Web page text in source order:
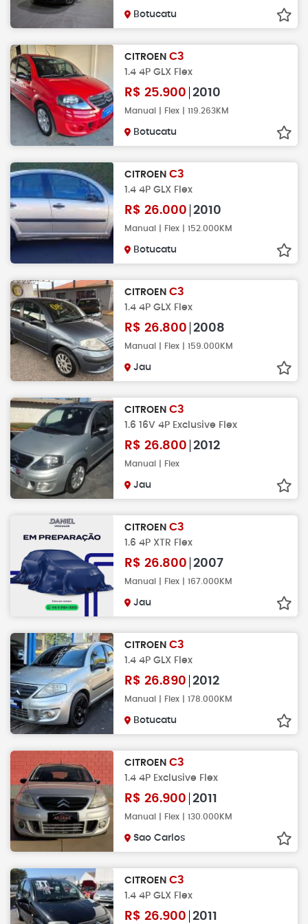
Botucatu
CITROEN C3
1.4 4P GLX Flex
R$ 25.900 2010
Manual | Flex | 119.263KM
Botucatu
CITROEN C3
1.4 4P GLX Flex
R$ 26.000 2010
Manual | Flex | 152.000KM
Botucatu
CITROEN C3
1.4 4P GLX Flex
R$ 26.800 2008
Manual | Flex | 159.000KM
Jau
CITROEN C3
1.6 16V 4P Exclusive Flex
R$ 26.800 2012
Manual | Flex
Jau
CITROEN C3
1.6 4P XTR Flex
R$ 26.800 2007
Manual | Flex | 167.000KM
Jau
CITROEN C3
1.4 4P GLX Flex
R$ 26.890 2012
Manual | Flex | 178.000KM
Botucatu
CITROEN C3
1.4 4P Exclusive Flex
R$ 26.900 2011
Manual | Flex | 130.000KM
Sao Carlos
CITROEN C3
1.4 4P GLX Flex
R$ 26.900 2011